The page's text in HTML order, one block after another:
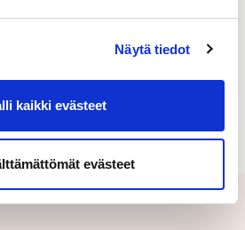
Näytä tiedot
kaikki evästeet
evästeet